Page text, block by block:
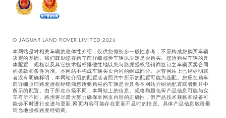
© JAGUAR LAND ROVER LIMITED 2026
本网站是对相关车辆的总体性介绍，仅供您做初步一般性参考，不应构成您购买车辆
决定的基础。我们鼓励您在购车前仔细核验车辆以决定是否购买。您所购买车辆的具
体配置、规格以及其它技术指标排他性地以您与路虎授权经销商签订之车辆买卖合同
的条款和条件为准。本网站不构成车辆买卖合同的组成部分。尽管网站上已经标明或
者没有明确标明，本网站介绍的配置或者照片中所示的配置可能为选配。您应在购车
前详细垂询路虎授权经销商您所要购买的车辆是否具备本网站介绍的配置或者照片中
所示的配置。由于所在市场不同，本网站上的信息、规格和颜色等产品信息可能与实
车有所不同。路虎将尽最大努力确保本网页内容的正确性，但产品技术规格和设备可
能会不时进行改进与更新,网页内容可能存在更新不及时的情况。具体产品信息敬请垂
询当地授权路虎经销商。